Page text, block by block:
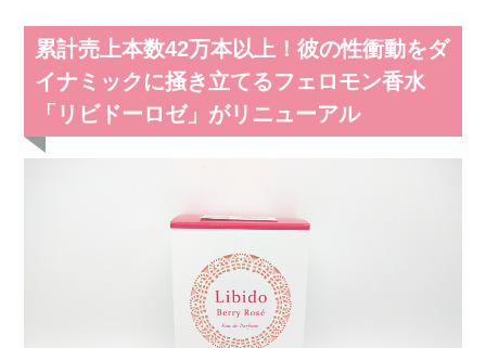
累計売上本数42万本以上！彼の性衝動をダ
イナミックに掻き立てるフェロモン香水
「リビドーロゼ」がリニューアル